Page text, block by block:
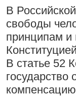
В
свободы
принципам и
В статье 52